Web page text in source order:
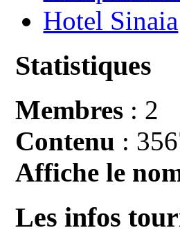
Hotel Sinaia
Statistiques
Membres : 2
Contenu :
Affiche le
Les infos